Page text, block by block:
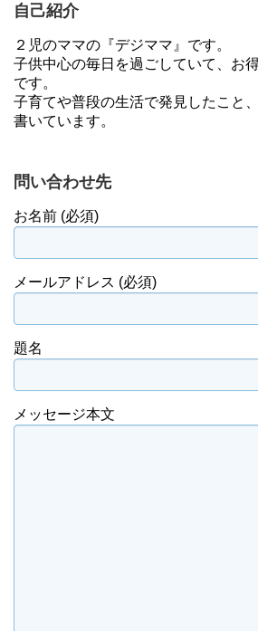
自己紹介
２児のママの『デジママ』です。
子供中心の毎日を過ごしていて、お
です。
子育てや普段の生活で発見したこと
書いています。
問い合わせ先
お名前 (必須)
メールアドレス (必須)
題名
メッセージ本文